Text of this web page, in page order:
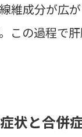
維成分が広
この過程で
状と合併